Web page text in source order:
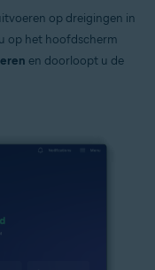
op dreigingen in
op het hoofdscherm
en doorloopt u de